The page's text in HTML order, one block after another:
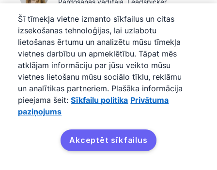
Pārdošanas vadītāja, Leadspicker
Ātri vairojiet ieņēmumus
ar Pipedrive CRM sistēmu
mazajiem uzņēmumiem
maksas
Izmēģināt bez maksas
Šī tīmekļa vietne izmanto sīkfailus un citas
izsekošanas tehnoloģijas, lai uzlabotu
lietošanas ērtumu un analizētu mūsu tīmekļa
vietnes darbību un apmeklētību. Tāpat mēs
atklājam informāciju par jūsu veikto mūsu
vietnes lietošanu mūsu sociālo tīklu, reklāmu
un analītikas partneriem. Plašāka informācija
pieejama šeit: Sīkfailu politika Privātuma
paziņojums
Akceptēt sīkfailus